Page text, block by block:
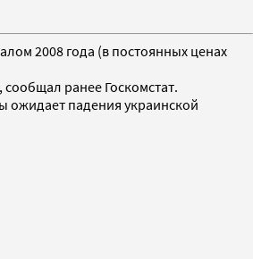
2008 года (в постоянных ценах
сообщал ранее Госкомстат.
ожидает падения украинской